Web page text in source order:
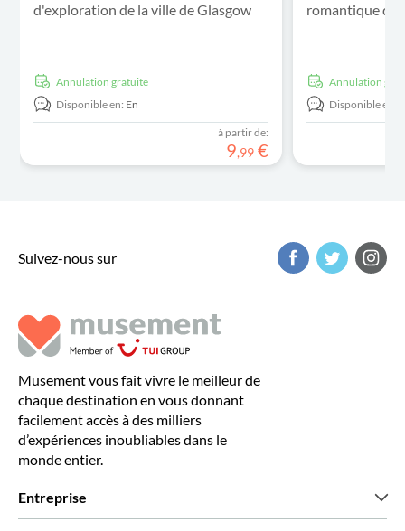
d'exploration de la ville de Glasgow
Annulation gratuite
Disponible en: En
à partir de:
9,99 €
romantique de
Annulation
Disponible en:
Suivez-nous sur
Musement vous fait vivre le meilleur de
chaque destination en vous donnant
facilement accès à des milliers
d’expériences inoubliables dans le
monde entier.
Entreprise